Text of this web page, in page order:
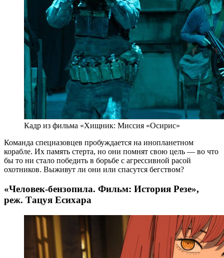
Кадр из фильма «Хищник: Миссия «Осирис»
Команда спецназовцев пробуждается на инопланетном
корабле. Их память стерта, но они помнят свою цель — во что
бы то ни стало победить в борьбе с агрессивной расой
охотников. Выживут ли они или спасутся бегством?
«Человек-бензопила. Фильм: История Резе»,
реж. Тацуя Есихара